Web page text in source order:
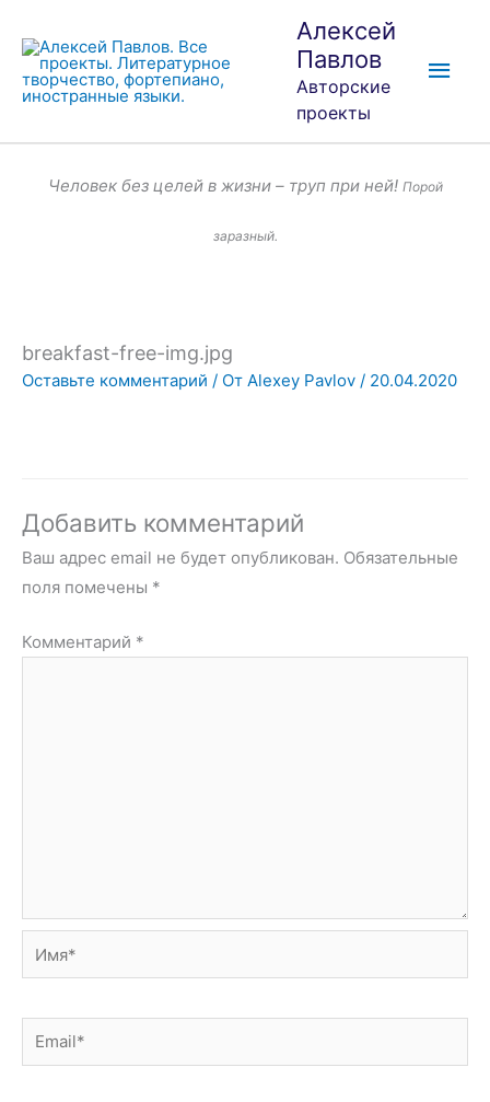
содержимому
Алексей
Павлов
Авторские
проекты
Человек без целей в жизни – труп при ней! Порой
заразный.
breakfast-free-img.jpg
Оставьте комментарий / От Alexey Pavlov / 20.04.2020
Добавить комментарий
Ваш адрес email не будет опубликован. Обязательные
поля помечены *
Комментарий *
Имя*
Email*